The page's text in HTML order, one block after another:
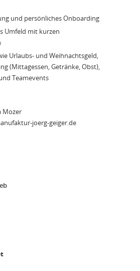
und persönliches Onboarding
Umfeld mit kurzen
Urlaubs- und Weihnachtsgeld,
(Mittagessen, Getränke, Obst),
Teamevents
Mozer
joerg-geiger.de